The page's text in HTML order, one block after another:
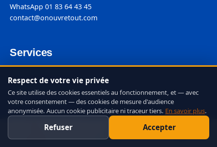
WhatsApp 01 83 64 43 45
contact@onouvretout.com
Services
Changement de serrure
Blindage de porte
Dépannage serrurerie
Appeler WhatsApp Devis
Respect de votre vie privée
Ce site utilise des cookies essentiels au fonctionnement, et — avec
votre consentement — des cookies de mesure d'audience
anonymisée. Aucun cookie publicitaire ni traceur tiers. En savoir plus.
Refuser Accepter